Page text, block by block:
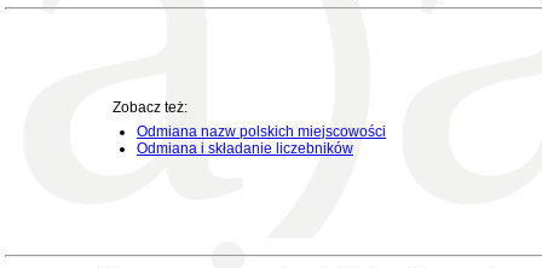
Zobacz też:
Odmiana nazw polskich miejscowości
Odmiana i składanie liczebników